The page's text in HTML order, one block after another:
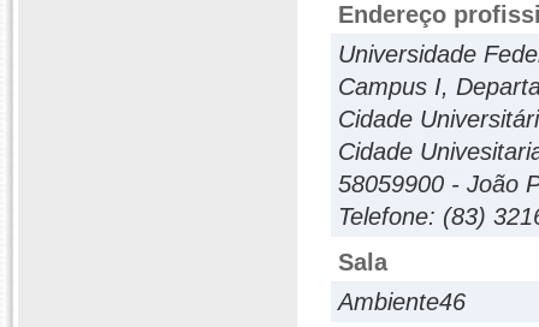
Endereço
Universidade
Campus I,
Cidade
Cidade
58059900 - João
Telefone: (83)
Sala
Ambiente46